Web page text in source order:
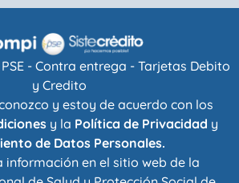
- Contra entrega - Tarjetas Debito
y Credito
y estoy de acuerdo con los
y la Política de Privacidad y
de Datos Personales.
información en el sitio web de la